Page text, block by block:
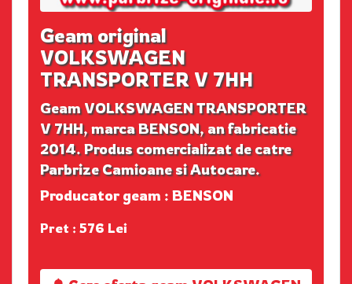
Geam original
VOLKSWAGEN
TRANSPORTER V 7HH
Geam VOLKSWAGEN TRANSPORTER
V 7HH, marca BENSON, an fabricatie
2014. Produs comercializat de catre
Parbrize Camioane si Autocare.
Producator geam : BENSON
Pret : 576 Lei